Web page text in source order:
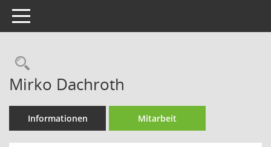
Toggle navigation
Rechercheauswahl
Mirko Dachroth
Informationen Mitarbeit